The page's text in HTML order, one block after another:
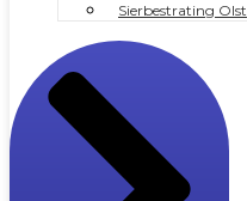
Sierbestrating Olst